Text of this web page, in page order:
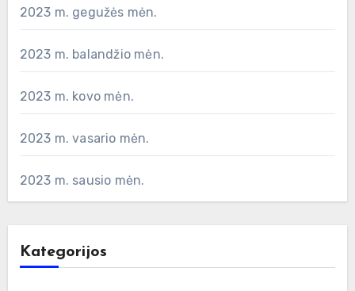
2023 m. gegužės mėn.
2023 m. balandžio mėn.
2023 m. kovo mėn.
2023 m. vasario mėn.
2023 m. sausio mėn.
Kategorijos